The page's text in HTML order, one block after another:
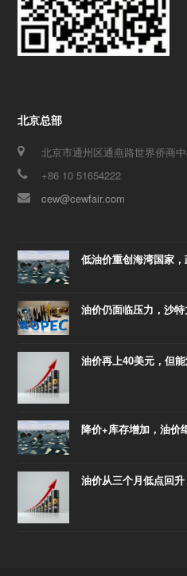
北京总部
北京市通州区通燕路世界侨商
+86 10 51654222
cew@cewfair.com
低油价重创海湾国家
油价仍面临压力，沙
油价再上40美元，但
降价+库存增加，油价
油价从三个月低点回